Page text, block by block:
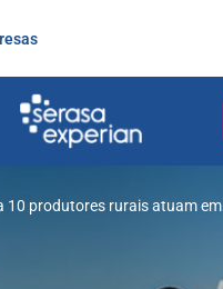
10 produtores rurais atuam em